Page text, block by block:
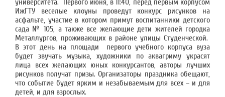
университета. Первого июня, в 11:40, перед первым корпусом
ИжГТУ веселые клоуны проведут конкурс рисунков на
асфальте, участие в котором примут воспитанники детского
сада № 105, а также все желающие дети жителей городка
Металлургов, проживающих в районе улицы Студенческой.
В этот день на площади первого учебного корпуса вуза
будет звучать музыка, художники по аквагриму украсят
лица всех желающих юных конкурсантов, авторы лучших
рисунков получат призы. Организаторы праздника обещают,
что событие будет ярким и незабываемым для всех – и для
детей, и для взрослых.